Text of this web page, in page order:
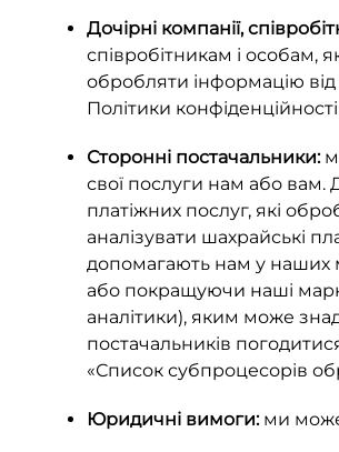
Дочірні компанії,
співробітникам і
обробляти інформацію від
Політики
Сторонні постачальники:
свої послуги нам або вам.
платіжних послуг, які
аналізувати шахрайські
допомагають нам у наших
або покращуючи наші
аналітики), яким може
постачальників
«Список субпроцесорів
Юридичні вимоги:ми